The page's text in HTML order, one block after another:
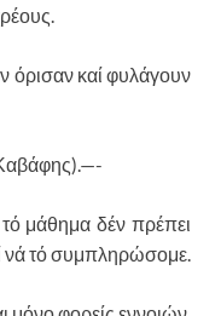
όρισαν καί φυλάγουν
μάθημα δέν πρέπει
νά τό συμ­πληρώσομε.